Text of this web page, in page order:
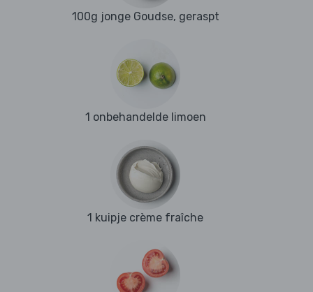
100g jonge Goudse, geraspt
1 onbehandelde limoen
1 kuipje crème fraîche